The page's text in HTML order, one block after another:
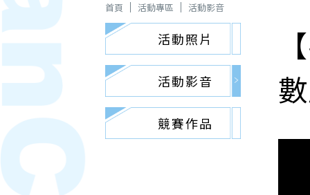
首頁 活動專區 活動影音
活動照片
活動影音
競賽作品